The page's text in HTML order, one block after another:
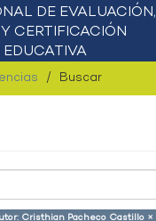
Buscar
Cristhian Pacheco Castillo ×